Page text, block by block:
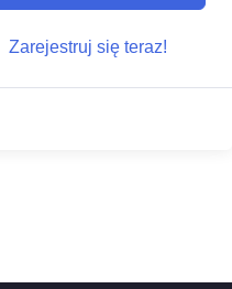
Zarejestruj się teraz!